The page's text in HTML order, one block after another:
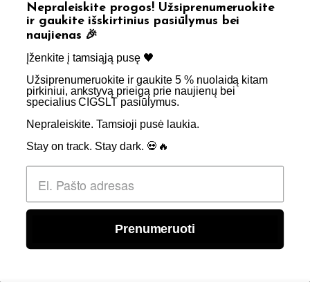
Straipsniai Apie Mus
Kontaktai
SKIRTA TIK SUAUGUSIEMS NIKOTINO VARTOTOJAMS.
NETURĖTUMĖTE NAUDOTI ŠIŲ PRODUKTŲ, JEI NEVARTOJATE
NIKOTINO.
© 2026 Visos teisės saugomos - CigsLT.app
Nepraleiskite progos! Užsiprenumeruokite
ir gaukite išskirtinius pasiūlymus bei
naujienas 🎉
Įženkite į tamsiąją pusę 🖤 ​
Užsiprenumeruokite ir gaukite 5 % nuolaidą kitam
pirkiniui, ankstyvą prieigą prie naujienų bei
specialius CIGSLT pasiūlymus. ​
Nepraleiskite. Tamsioji pusė laukia.
Stay on track. Stay dark. 💀🔥
Prenumeruoti